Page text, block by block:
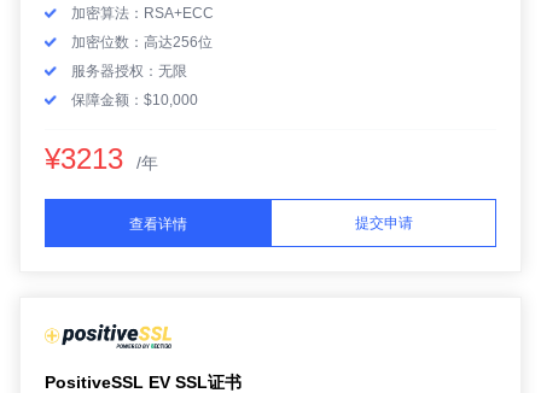
加密算法：RSA+ECC
加密位数：高达256位
服务器授权：无限
保障金额：$10,000
¥3213 /年
查看详情 提交申请
PositiveSSL EV SSL证书